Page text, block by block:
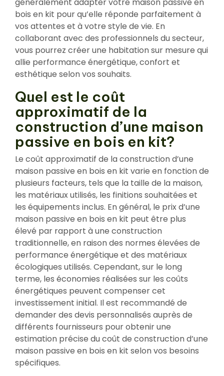
bois en kit pour qu’elle réponde parfaitement à
vos attentes et à votre style de vie. En
collaborant avec des professionnels du secteur,
vous pourrez créer une habitation sur mesure qui
allie performance énergétique, confort et
esthétique selon vos souhaits.
Quel est le coût
approximatif de la
construction d’une maison
passive en bois en kit?
Le coût approximatif de la construction d’une
maison passive en bois en kit varie en fonction de
plusieurs facteurs, tels que la taille de la maison,
les matériaux utilisés, les finitions souhaitées et
les équipements inclus. En général, le prix d’une
maison passive en bois en kit peut être plus
élevé par rapport à une construction
traditionnelle, en raison des normes élevées de
performance énergétique et des matériaux
écologiques utilisés. Cependant, sur le long
terme, les économies réalisées sur les coûts
énergétiques peuvent compenser cet
investissement initial. Il est recommandé de
demander des devis personnalisés auprès de
différents fournisseurs pour obtenir une
estimation précise du coût de construction d’une
maison passive en bois en kit selon vos besoins
spécifiques.